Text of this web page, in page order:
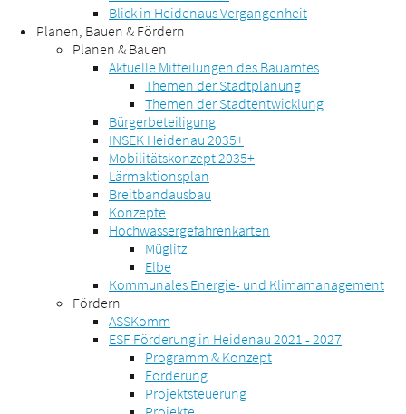
Blick in Heidenaus Vergangenheit
Planen, Bauen & Fördern
Planen & Bauen
Aktuelle Mitteilungen des Bauamtes
Themen der Stadtplanung
Themen der Stadtentwicklung
Bürgerbeteiligung
INSEK Heidenau 2035+
Mobilitätskonzept 2035+
Lärmaktionsplan
Breitbandausbau
Konzepte
Hochwassergefahrenkarten
Müglitz
Elbe
Kommunales Energie- und Klimamanagement
Fördern
ASSKomm
ESF Förderung in Heidenau 2021 - 2027
Programm & Konzept
Förderung
Projektsteuerung